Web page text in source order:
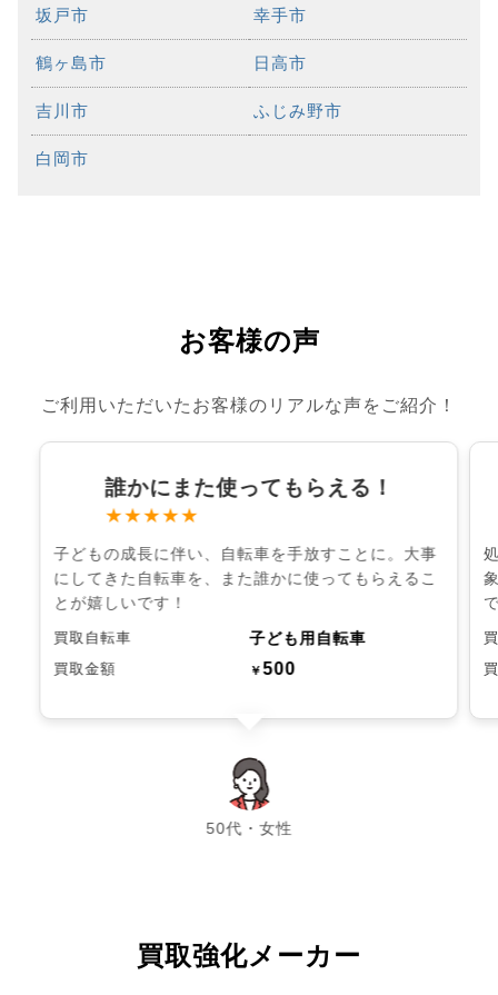
坂戸市 幸手市
鶴ヶ島市 日高市
吉川市 ふじみ野市
白岡市
お客様の声
ご利用いただいたお客様のリアルな声をご紹介！
誰かにまた使ってもらえる！
★★★★★
子どもの成長に伴い、自転車を手放すことに。大事
にしてきた自転車を、また誰かに使ってもらえるこ
とが嬉しいです！
買取自転車 子ども用自転車
買取金額 ￥500
50代・女性
chevron_left chevron_right
買取強化メーカー